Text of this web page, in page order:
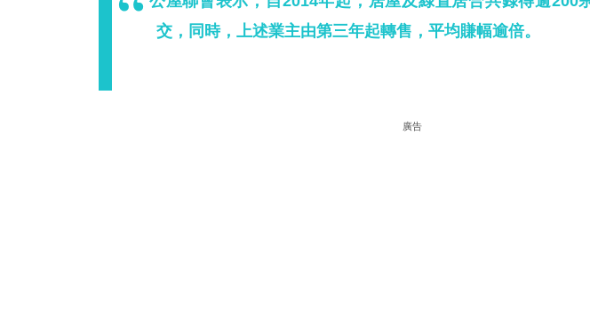
交，同時，上述業主由第三年起轉售，平均賺幅逾倍。
廣告